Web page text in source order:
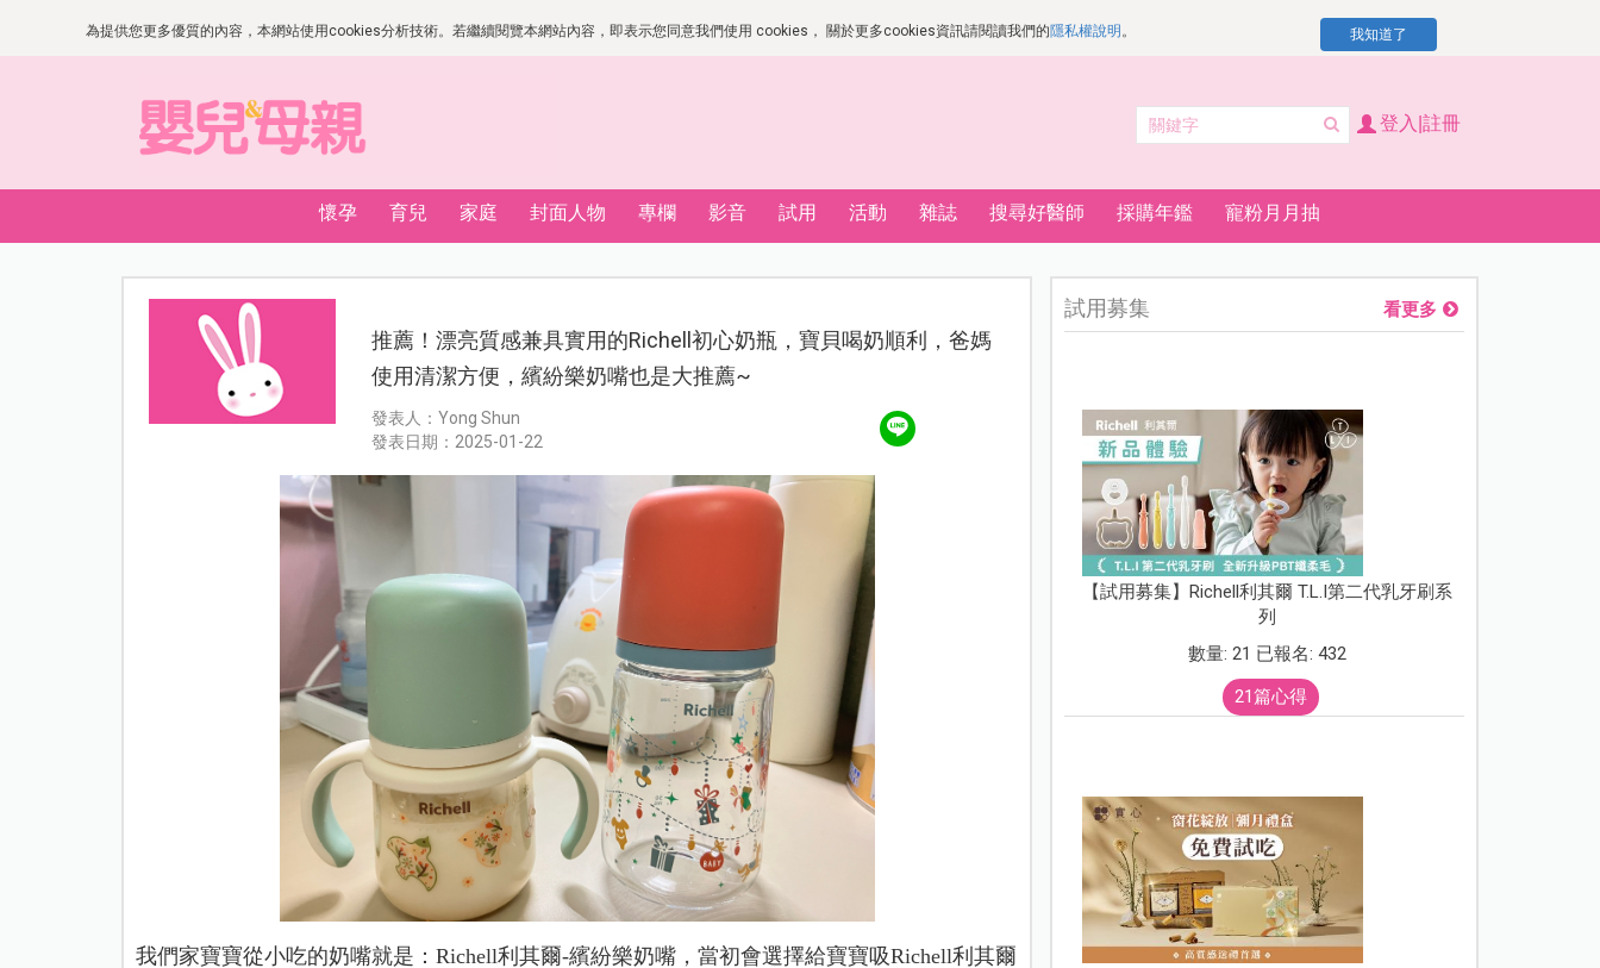
為提供您更多優質的內容，本網站使用cookies分析技術。若繼續閱覽本網站內容，即表示您同意我們使用 cookies， 關於更多cookies資訊請閱讀我們的隱私權說明 。 我知道了
登入|註冊
懷孕 育兒 家庭 封面人物 專欄 影音 試用 活動 雜誌 搜尋好醫師 採購年鑑 寵粉月月抽
推薦！漂亮質感兼具實用的Richell初心奶瓶，寶貝喝奶順利，爸媽
使用清潔方便，繽紛樂奶嘴也是大推薦~
發表人：Yong Shun
發表日期：2025-01-22
我們家寶寶從小吃的奶嘴就是：Richell利其爾-繽紛樂奶嘴，當初會選擇給寶寶吸Richell利其爾
試用募集 看更多
【試用募集】Richell利其爾 T.L.I第二代乳牙刷系
列
數量: 21 已報名: 432
21篇心得